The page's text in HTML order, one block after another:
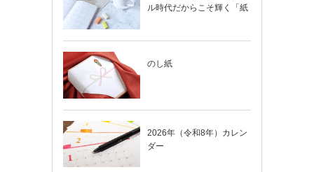
ル時代だからこそ輝く「紙
のし紙
2026年（令和8年）カレン
ダー